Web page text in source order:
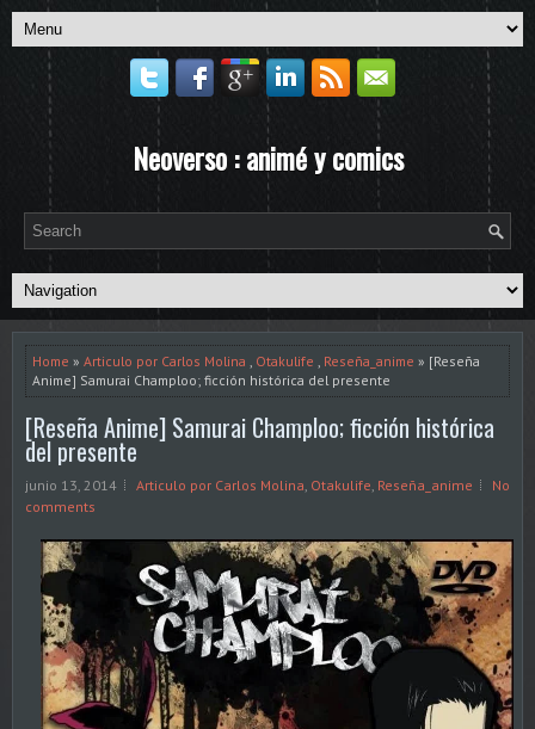
Neoverso : animé y comics
Home » Articulo por Carlos Molina , Otakulife , Reseña_anime » [Reseña
Anime] Samurai Champloo; ficción histórica del presente
[Reseña Anime] Samurai Champloo; ficción histórica
del presente
junio 13, 2014 Articulo por Carlos Molina, Otakulife, Reseña_anime
No
comments